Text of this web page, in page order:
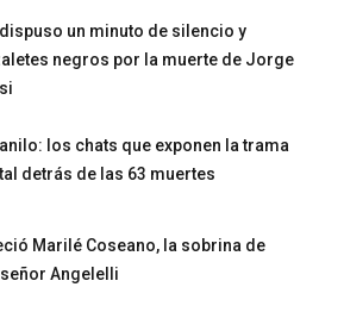
dispuso un minuto de silencio y
negros por la muerte de Jorge
los chats que exponen la trama
detrás de las 63 muertes
Marilé Coseano, la sobrina de
Angelelli